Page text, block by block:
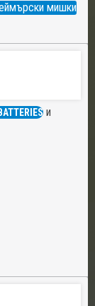
мишки
и